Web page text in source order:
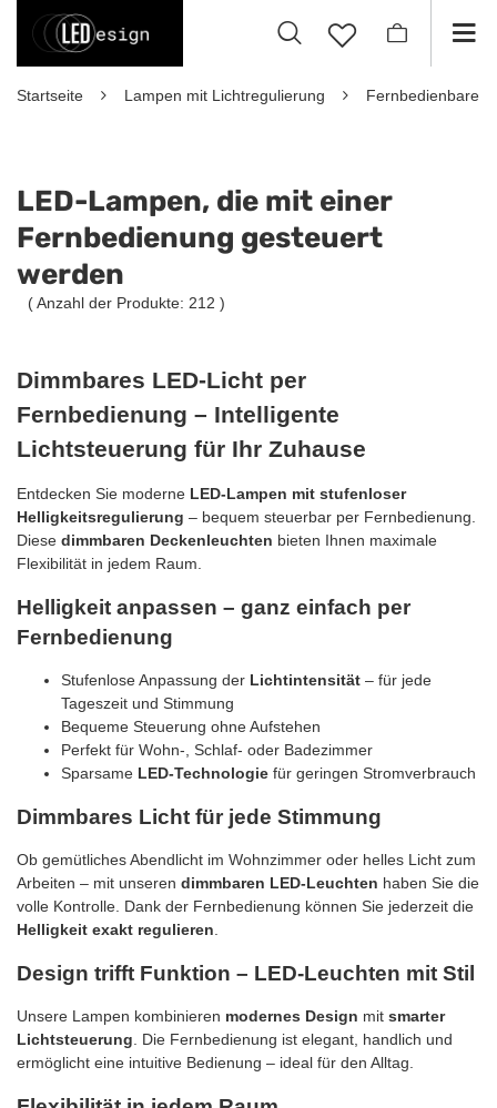
Startseite Lampen mit Lichtregulierung Fernbedienbare
LED-Lampen, die mit einer
Fernbedienung gesteuert
werden
( Anzahl der Produkte: 212 )
Dimmbares LED-Licht per
Fernbedienung – Intelligente
Lichtsteuerung für Ihr Zuhause
Entdecken Sie moderne LED-Lampen mit stufenloser
Helligkeitsregulierung – bequem steuerbar per Fernbedienung.
Diese dimmbaren Deckenleuchten bieten Ihnen maximale
Flexibilität in jedem Raum.
Helligkeit anpassen – ganz einfach per
Fernbedienung
Stufenlose Anpassung der Lichtintensität – für jede
Tageszeit und Stimmung
Bequeme Steuerung ohne Aufstehen
Perfekt für Wohn-, Schlaf- oder Badezimmer
Sparsame LED-Technologie für geringen Stromverbrauch
Dimmbares Licht für jede Stimmung
Ob gemütliches Abendlicht im Wohnzimmer oder helles Licht zum
Arbeiten – mit unseren dimmbaren LED-Leuchten haben Sie die
volle Kontrolle. Dank der Fernbedienung können Sie jederzeit die
Helligkeit exakt regulieren.
Design trifft Funktion – LED-Leuchten mit Stil
Unsere Lampen kombinieren modernes Design mit smarter
Lichtsteuerung. Die Fernbedienung ist elegant, handlich und
ermöglicht eine intuitive Bedienung – ideal für den Alltag.